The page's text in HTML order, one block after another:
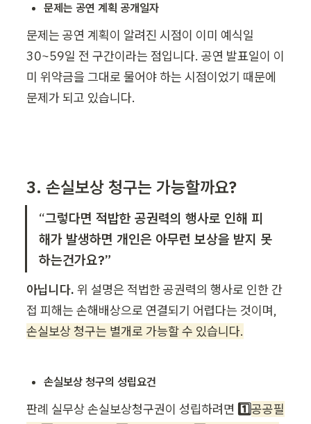
문제는 공연 계획 공개일자
문제는 공연 계획이 알려진 시점이 이미 예식일
30~59일 전 구간이라는 점입니다. 공연 발표일이 이
미 위약금을 그대로 물어야 하는 시점이었기 때문에
문제가 되고 있습니다.
3. 손실보상 청구는 가능할까요?
“그렇다면 적밥한 공권력의 행사로 인해 피
해가 발생하면 개인은 아무런 보상을 받지 못
하는건가요?”
아닙니다. 위 설명은 적법한 공권력의 행사로 인한 간
손실보상 청구는 별개로 가능할 수 있습니다.
손실보상 청구의 성립요건
판례 실무상 손실보상청구권이 성립하려면 1️⃣공공필